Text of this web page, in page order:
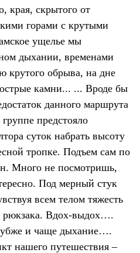
края, скрытого от
горами с крутыми
ущелье мы
дыхании, временами
крутого обрыва, на дне
камни... ... Вроде бы
данного маршрута
предстояло
суток набрать высоту
тропке. Подъем сам по
Много не посмотришь,
Под мерный стук
всем телом тяжесть
рюкзака. Вдох-выдох….
и чаще дыхание….
нашего путешествия –